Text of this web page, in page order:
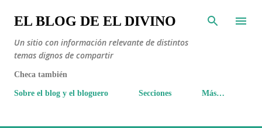
Ir al contenido principal
EL BLOG DE EL DIVINO
Un sitio con información relevante de distintos
temas dignos de compartir
Checa también
Sobre el blog y el bloguero Secciones Más…